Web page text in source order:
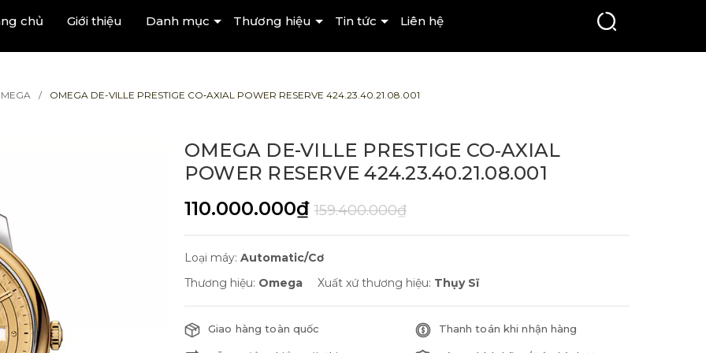
chủ Giới thiệu Danh mục Thương hiệu Tin tức Liên hệ
OMEGA DE-VILLE PRESTIGE CO‑AXIAL POWER RESERVE 424.23.40.21.08.001
OMEGA DE-VILLE PRESTIGE CO‑AXIAL
POWER RESERVE 424.23.40.21.08.001
110.000.000₫ 159.400.000₫
Loại máy: Automatic/Cơ
Thương hiệu: Omega Xuất xứ thương hiệu: Thụy Sĩ
Giao hàng toàn quốc Thanh toán khi nhận hàng